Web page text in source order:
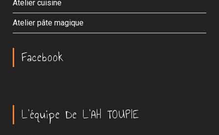
Atelier cuisine
Atelier pâte magique
Facebook
L’équipe De L’AH TOUPIE